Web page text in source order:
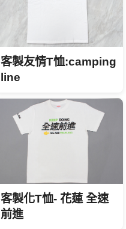
客製友情T恤:camping
line
客製化T恤- 花蓮 全速
前進